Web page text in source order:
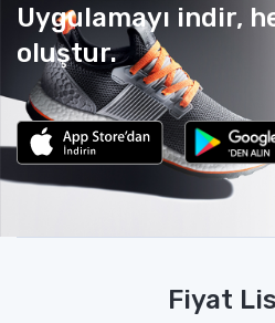
Uygulamayı indir,
oluştur.
Fiyat